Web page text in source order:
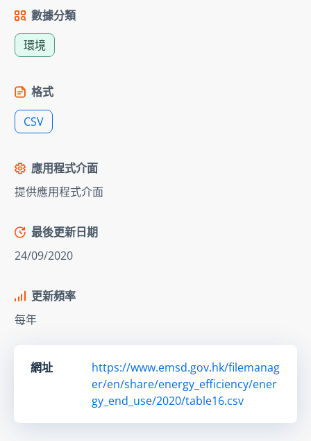
數據分類
環境
格式
CSV
應用程式介面
提供應用程式介面
最後更新日期
24/09/2020
更新頻率
每年
網址
https://www.emsd.gov.hk/filemanag
er/en/share/energy_efficiency/ener
gy_end_use/2020/table16.csv